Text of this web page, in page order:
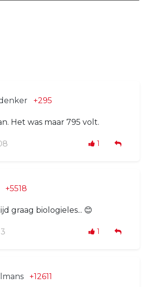
+295
Het was maar 795 volt.
1
+5518
graag biologieles... 😊
1
+12611